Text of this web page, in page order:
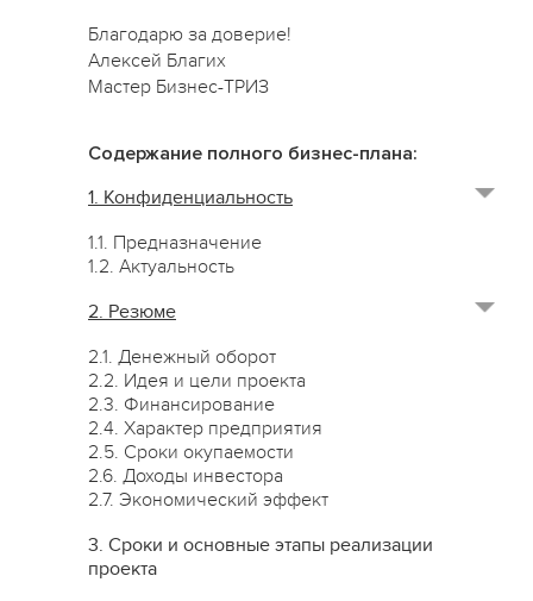
Благодарю за доверие!
Алексей Благих
Мастер Бизнес-ТРИЗ
Содержание полного бизнес-плана:
1. Конфиденциальность
1.1. Предназначение
1.2. Актуальность
2. Резюме
2.1. Денежный оборот
2.2. Идея и цели проекта
2.3. Финансирование
2.4. Характер предприятия
2.5. Сроки окупаемости
2.6. Доходы инвестора
2.7. Экономический эффект
3. Сроки и основные этапы реализации
проекта